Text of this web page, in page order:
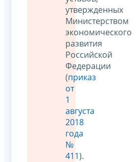
утвержденных
Министерством
экономического
развития
Российской
Федерации
(приказ
от
1
августа
2018
года
№
411).